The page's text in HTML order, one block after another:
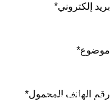
أخبار
اتصل بنا
فئات المنتجات
بريد إلكتروني*
موضوع*
رقم الهاتف المحمول*